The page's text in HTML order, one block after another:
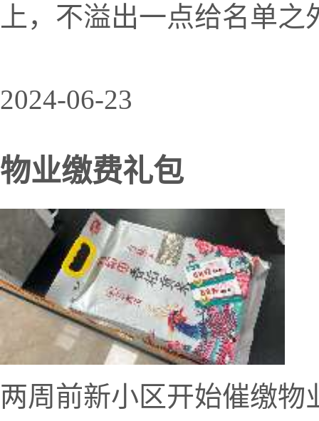
上，不溢出一点给名单
2024-06-23
物业缴费礼包
两周前新小区开始催缴